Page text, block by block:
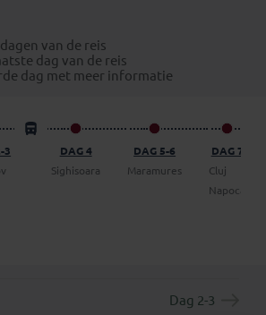
verlengingen van deze rondreis
het aparte tabblad ‘Verlengingen’.
om bij boeking (in het
een vrijblijvend voorstel op te
(of meer) op eigen gelegenheid de
van de reis
dag van de reis
dag met meer informatie
3
DAG 4
Sighisoara
DAG 5-6
Maramures
DAG 7
Cluj
Napoca
Dag 2-3